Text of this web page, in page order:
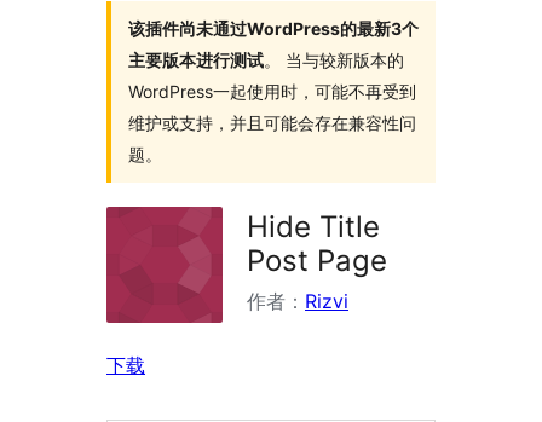
该插件尚未通过WordPress的最新3个
主要版本进行测试。 当与较新版本的
WordPress一起使用时，可能不再受到
维护或支持，并且可能会存在兼容性问
题。
Hide Title
Post Page
作者： Rizvi
下载